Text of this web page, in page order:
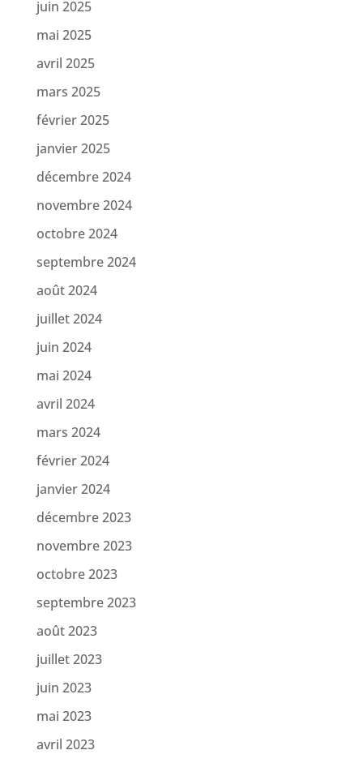
juin 2025
mai 2025
avril 2025
mars 2025
février 2025
janvier 2025
décembre 2024
novembre 2024
octobre 2024
septembre 2024
août 2024
juillet 2024
juin 2024
mai 2024
avril 2024
mars 2024
février 2024
janvier 2024
décembre 2023
novembre 2023
octobre 2023
septembre 2023
août 2023
juillet 2023
juin 2023
mai 2023
avril 2023